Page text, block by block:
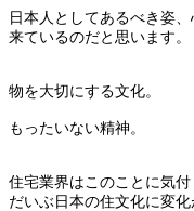
日本人としてあるべき姿
来ているのだと思います。
物を大切にする文化。
もったいない精神。
住宅業界はこのことに気
だいぶ日本の住文化に変